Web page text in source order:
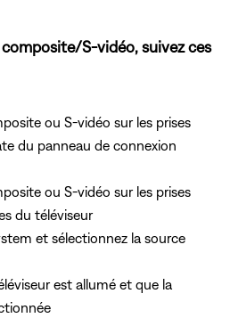
S-vidéo, suivez ces
ou S-vidéo sur les prises
du panneau de connexion
ou S-vidéo sur les prises
du téléviseur
et sélectionnez la source
est allumé et que la